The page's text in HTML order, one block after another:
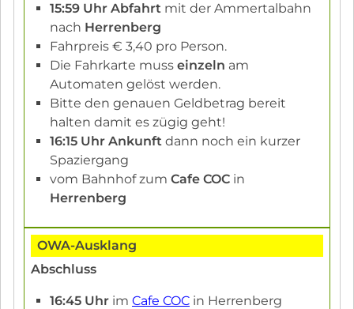
15:59 Uhr Abfahrt mit der Ammertalbahn
nach Herrenberg
Fahrpreis € 3,40 pro Person.
Die Fahrkarte muss einzeln am
Automaten gelöst werden.
Bitte den genauen Geldbetrag bereit
halten damit es zügig geht!
16:15 Uhr Ankunft dann noch ein kurzer
Spaziergang
vom Bahnhof zum Cafe COC in
Herrenberg
OWA-Ausklang
Abschluss
16:45 Uhr im Cafe COC in Herrenberg